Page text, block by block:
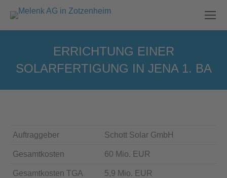
ERRICHTUNG EINER
SOLARFERTIGUNG IN JENA 1. BA
Auftraggeber Schott Solar GmbH
Gesamtkosten 60 Mio. EUR
Gesamtkosten TGA 5,9 Mio. EUR